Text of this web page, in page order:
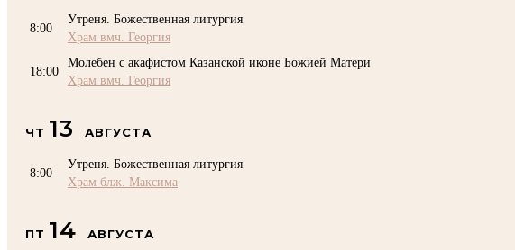
8:00
Утреня. Божественная литургия
Храм вмч. Георгия
18:00
Молебен с акафистом Казанской иконе Божией Матери
Храм вмч. Георгия
ЧТ 13 АВГУСТА
8:00
Утреня. Божественная литургия
Храм блж. Максима
ПТ 14 АВГУСТА